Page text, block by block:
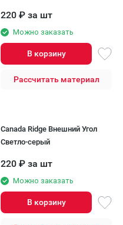
220 ₽ за шт
Можно заказать
В корзину
Рассчитать материал
Canada Ridge Внешний Угол
Светло-серый
220 ₽ за шт
Можно заказать
В корзину